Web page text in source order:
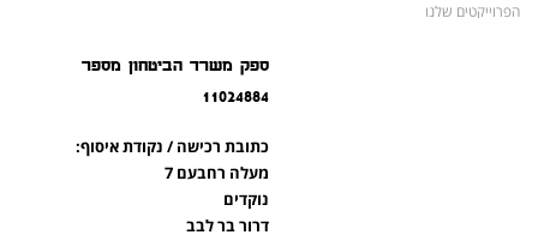
הפרוייקטים שלנו
ספק משרד הביטחון מספר
11024884
כתובת רכישה / נקודת איסוף:
מעלה רחבעם 7
נוקדים
דרור בר לבב